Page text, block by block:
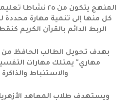
المنهج يتكون من
كل منها إلى تنمية مهارة محددة
الربط الدائم بالقرآن الكريم
بهدف تحويل الطالب الحافظ من
مهاري" يمتلك مهارات
والاستنباط والذاكرة
ويستهدف طلاب المعاهد الأزهرية